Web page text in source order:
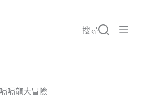
搜尋
嗝嗝龍大冒險